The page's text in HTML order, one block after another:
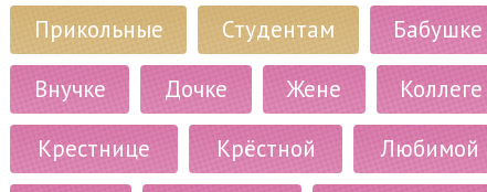
Прикольные
Студентам
Бабушке
Внучке
Дочке Жене
Коллеге
Крестнице
Крёстной
Любимой